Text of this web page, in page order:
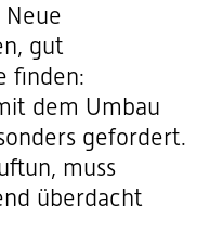
gut
finden:
dem Umbau
gefordert.
muss
überdacht